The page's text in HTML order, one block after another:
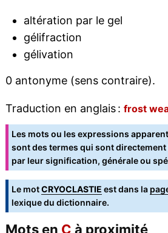
altération par le gel
gélifraction
gélivation
0 antonyme (sens contraire).
Traduction en anglais : frost
Les mots ou les expressions
sont des termes qui sont
par leur signification, générale ou
Le motCRYOCLASTIE est dans la
lexique du dictionnaire.
Mots en C à proximité